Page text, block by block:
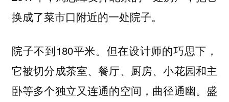
换成了菜市口附近的一处院子。
院子不到180平米。但在设计师的巧思下，
它被切分成茶室、餐厅、厨房、小花园和主
卧等多个独立又连通的空间，曲径通幽。盛